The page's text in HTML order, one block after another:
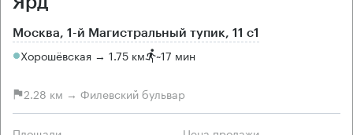
Москва, 1-й Магистральный тупик, 11 с1
Хорошёвская → 1.75 км ~17 мин
2.28 км → Филевский бульвар